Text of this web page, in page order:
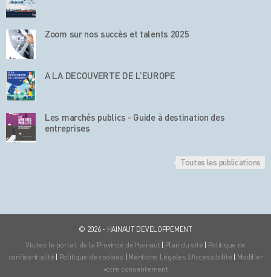
Zoom sur nos succès et talents 2025
A LA DECOUVERTE DE L’EUROPE
Les marchés publics - Guide à destination des
entreprises
Toutes les publications
© 2026 - HAINAUT DEVELOPPEMENT
Visitez le portail de la Province de Hainaut | Plan du site | Politique de
confidentialité | Politique de cookies | Mentions Légales | Accessibilité | Modifier
votre consentement